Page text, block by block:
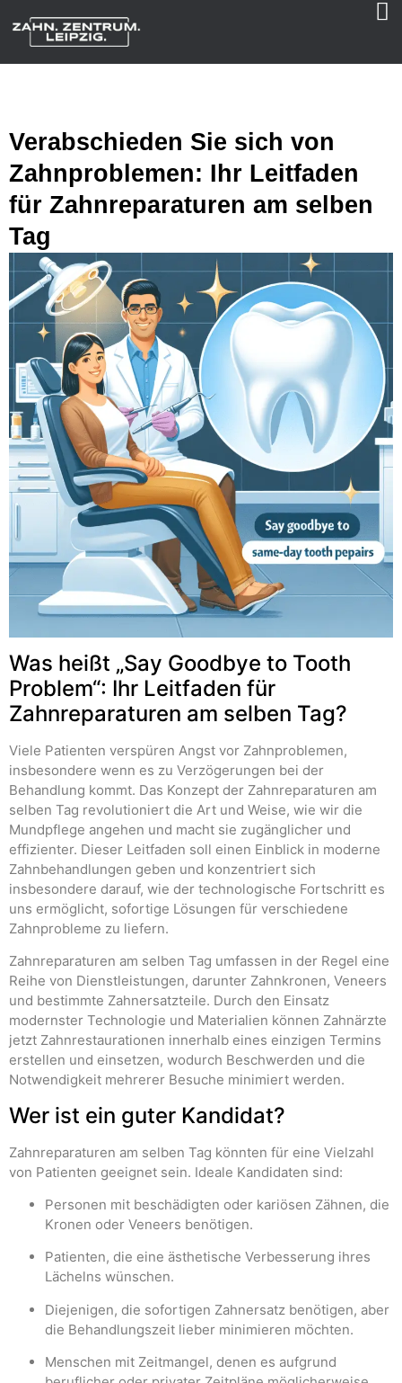
Verabschieden Sie sich von
Zahnproblemen: Ihr Leitfaden
für Zahnreparaturen am selben
Tag
Was heißt „Say Goodbye to Tooth
Problem“: Ihr Leitfaden für
Zahnreparaturen am selben Tag?
Viele Patienten verspüren Angst vor Zahnproblemen,
insbesondere wenn es zu Verzögerungen bei der
Behandlung kommt. Das Konzept der Zahnreparaturen am
selben Tag revolutioniert die Art und Weise, wie wir die
Mundpflege angehen und macht sie zugänglicher und
effizienter. Dieser Leitfaden soll einen Einblick in moderne
Zahnbehandlungen geben und konzentriert sich
insbesondere darauf, wie der technologische Fortschritt es
uns ermöglicht, sofortige Lösungen für verschiedene
Zahnprobleme zu liefern.
Zahnreparaturen am selben Tag umfassen in der Regel eine
Reihe von Dienstleistungen, darunter Zahnkronen, Veneers
und bestimmte Zahnersatzteile. Durch den Einsatz
modernster Technologie und Materialien können Zahnärzte
jetzt Zahnrestaurationen innerhalb eines einzigen Termins
erstellen und einsetzen, wodurch Beschwerden und die
Notwendigkeit mehrerer Besuche minimiert werden.
Wer ist ein guter Kandidat?
Zahnreparaturen am selben Tag könnten für eine Vielzahl
von Patienten geeignet sein. Ideale Kandidaten sind:
Personen mit beschädigten oder kariösen Zähnen, die
Kronen oder Veneers benötigen.
Patienten, die eine ästhetische Verbesserung ihres
Lächelns wünschen.
Diejenigen, die sofortigen Zahnersatz benötigen, aber
die Behandlungszeit lieber minimieren möchten.
Menschen mit Zeitmangel, denen es aufgrund